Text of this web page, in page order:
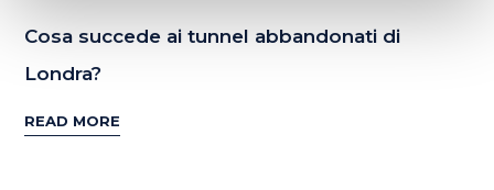
Cosa succede ai tunnel abbandonati di
Londra?
READ MORE